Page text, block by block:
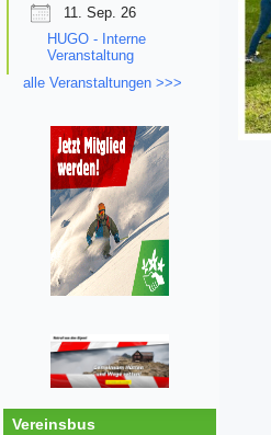
11. Sep. 26
HUGO - Interne
Veranstaltung
alle Veranstaltungen >>>
Vereinsbus